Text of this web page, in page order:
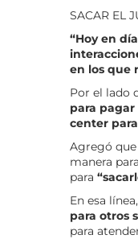
SACAR EL
“Hoy en
en los que
Por el lado
para
center
Agregó
manera
para
En esa
para otros
para